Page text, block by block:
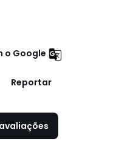
o Google
Reportar